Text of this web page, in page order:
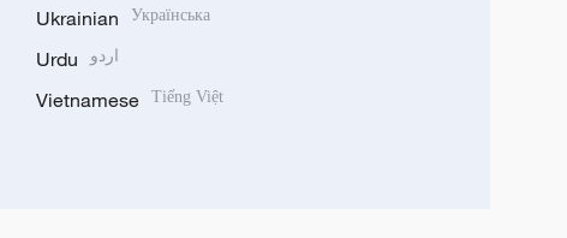
Ukrainian Українська
Urdu اردو
Vietnamese Tiếng Việt